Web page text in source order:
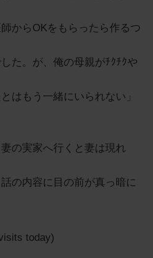
からOKをもらったら作るつ
た。が、俺の母親がﾁｸﾁｸや
はもう一緒にいられない」
の実家へ行くと妻は現れ
の内容に目の前が真っ暗に
today)